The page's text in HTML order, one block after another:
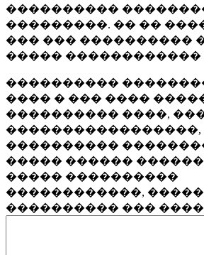
����������
���������. �� ��
��� ��� ����������
����� ������������
����������
���� � ��� ����
���������� ����,
�����������������,
����������
����� ������
����� ����������
������������,
���������� ���